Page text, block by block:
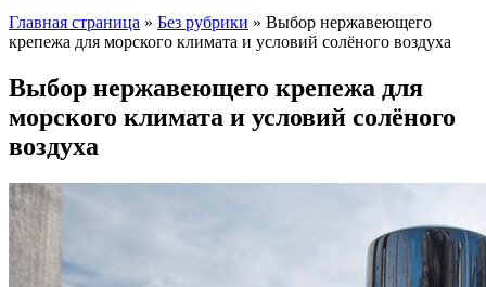
Главная страница » Без рубрики » Выбор нержавеющего
крепежа для морского климата и условий солёного воздуха
Выбор нержавеющего крепежа для
морского климата и условий солёного
воздуха